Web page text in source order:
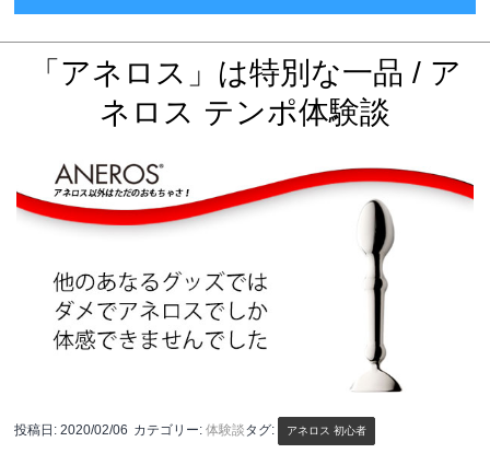
「アネロス」は特別な一品 / ア
ネロス テンポ体験談
投稿日:2020/02/06 カテゴリー:体験談タグ: アネロス 初心者